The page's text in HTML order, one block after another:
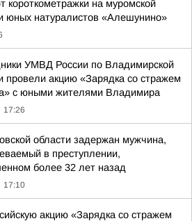
короткометражки на муромской
юных натуралистов «Алешунино»
УМВД России по Владимирской
провели акцию «Зарядка со стражем
с юными жителями Владимира
17:26
области задержан мужчина,
в преступлении,
более 32 лет назад
17:10
акцию «Зарядка со стражем